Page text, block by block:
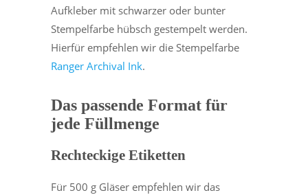
Aufkleber mit schwarzer oder bunter
Stempelfarbe hübsch gestempelt werden.
Hierfür empfehlen wir die Stempelfarbe
Ranger Archival Ink.
Das passende Format für
jede Füllmenge
Rechteckige Etiketten
Für 500 g Gläser empfehlen wir das